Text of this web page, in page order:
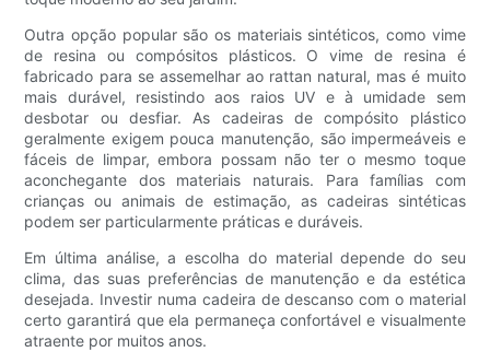
Outra opção popular são os materiais sintéticos, como vime
de resina ou compósitos plásticos. O vime de resina é
fabricado para se assemelhar ao rattan natural, mas é muito
mais durável, resistindo aos raios UV e à umidade sem
desbotar ou desfiar. As cadeiras de compósito plástico
geralmente exigem pouca manutenção, são impermeáveis ​​e
fáceis de limpar, embora possam não ter o mesmo toque
aconchegante dos materiais naturais. Para famílias com
crianças ou animais de estimação, as cadeiras sintéticas
podem ser particularmente práticas e duráveis.
Em última análise, a escolha do material depende do seu
clima, das suas preferências de manutenção e da estética
desejada. Investir numa cadeira de descanso com o material
certo garantirá que ela permaneça confortável e visualmente
atraente por muitos anos.